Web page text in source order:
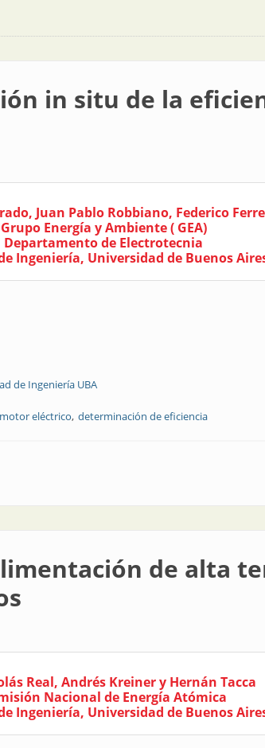
in situ de la
Juan Pablo Robbiano, Federico
Grupo Energía y Ambiente ( GEA)
Departamento de Electrotecnia
Ingeniería, Universidad de Buenos
de Ingeniería UBA
eléctrico determinación de eficiencia
de un motor eléctrico
de alta
Real, Andrés Kreiner y Hernán Tacca
Nacional de Energía Atómica
Ingeniería, Universidad de Buenos